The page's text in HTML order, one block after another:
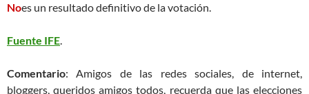
Noes un resultado definitivo de la votación.
Fuente IFE.
Comentario: Amigos de las redes sociales, de internet,
bloggers, queridos amigos todos, recuerda que las elecciones